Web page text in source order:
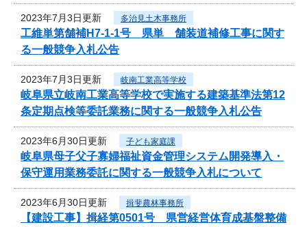
2023年7月3日更新 多治見土木事務所
工維単第舗補H7-1-1号 県単 舗装道補修工事に関す
る一般競争入札公告
2023年7月3日更新 岐南工業高等学校
岐阜県立岐南工業高等学校で実施する建築基準法第12
条定期点検等委託業務に関する一般競争入札公告
2023年6月30日更新 子ども家庭課
岐阜県母子父子寡婦福祉資金管理システム開発導入・
保守運用業務委託に関する一般競争入札について
2023年6月30日更新 揖斐農林事務所
【建設工事】揖経第0501号 県営経営体育成基盤整備